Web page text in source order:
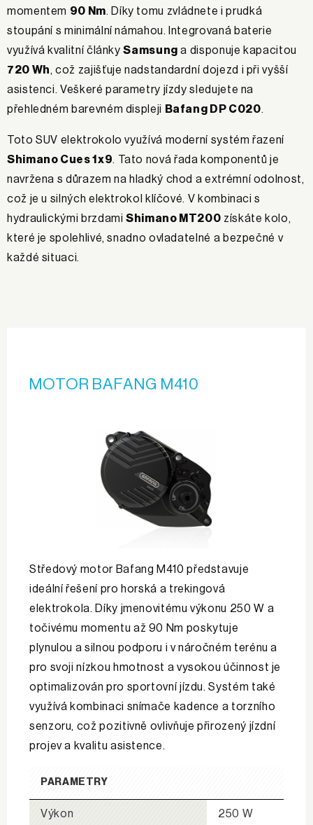
momentem 90 Nm. Díky tomu zvládnete i prudká
stoupání s minimální námahou. Integrovaná baterie
využívá kvalitní článkySamsung a disponuje kapacitou
720 Wh, což zajišťuje nadstandardní dojezd i při vyšší
asistenci. Veškeré parametry jízdy sledujete na
přehledném barevném displeji Bafang DP C020.
Toto SUV elektrokolo využívá moderní systém řazení
Shimano Cues 1x9. Tato nová řada komponentů je
navržena s důrazem na hladký chod a extrémní odolnost,
což je u silných elektrokol klíčové. V kombinaci s
hydraulickými brzdamiShimano MT200 získáte kolo,
které je spolehlivé, snadno ovladatelné a bezpečné v
každé situaci.
MOTOR BAFANG M410
Středový motor Bafang M410 představuje
ideální řešení pro horská a trekingová
elektrokola. Díky jmenovitému výkonu 250 W a
točivému momentu až 90 Nm poskytuje
plynulou a silnou podporu i v náročném terénu a
pro svoji nízkou hmotnost a vysokou účinnost je
optimalizován pro sportovní jízdu. Systém také
využívá kombinaci snímače kadence a torzního
senzoru, což pozitivně ovlivňuje přirozený jízdní
projev a kvalitu asistence.
PARAMETRY
Výkon 250 W